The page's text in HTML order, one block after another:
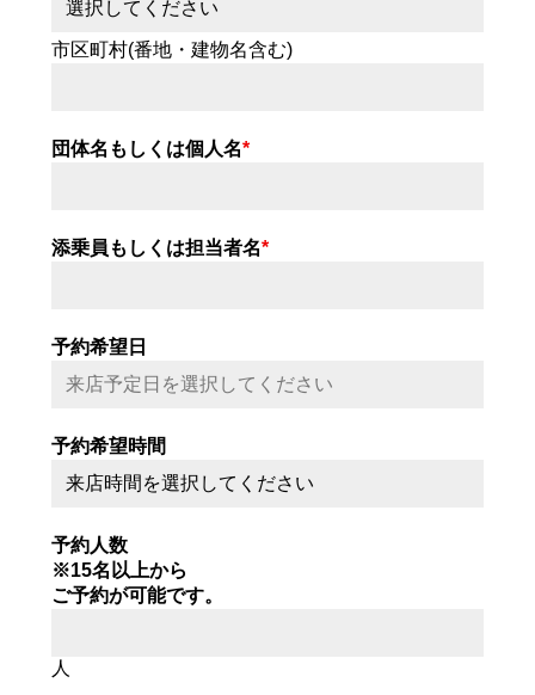
市区町村(番地・建物名含む)
団体名もしくは個人名*
添乗員もしくは担当者名*
予約希望日
予約希望時間
予約人数
※15名以上から
ご予約が可能です。
人